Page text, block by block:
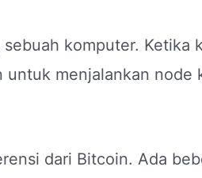
komputer. Ketika
untuk menjalankan node
dari Bitcoin. Ada